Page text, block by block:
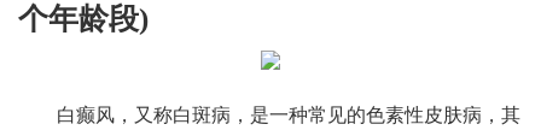
个年龄段)
白癫风，又称白斑病，是一种常见的色素性皮肤病，其